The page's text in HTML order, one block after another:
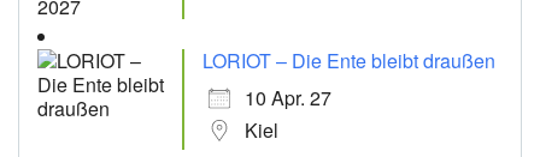
LORIOT – Die Ente bleibt draußen
10 Apr. 27
Kiel